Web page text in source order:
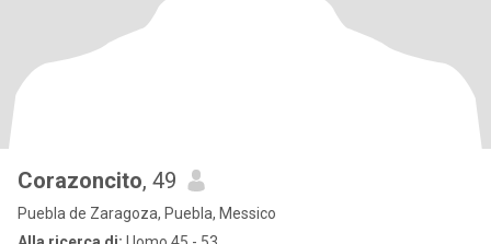
Corazoncito, 49
Puebla de Zaragoza, Puebla, Messico